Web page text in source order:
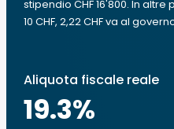
stipendio CHF 16'800. In
10 CHF, 2,22 CHF va al
Aliquota fiscale reale
19.3%